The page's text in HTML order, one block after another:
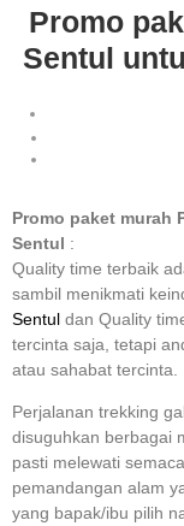
Promo
Sentul
Promo paket murah
Sentul :
Quality time terbaik
sambil menikmati
Sentul dan Quality
tercinta saja, tetapi
atau sahabat tercinta.
Perjalanan trekking
disuguhkan berbagai
pasti melewati
pemandangan alam
yang bapak/ibu pilih